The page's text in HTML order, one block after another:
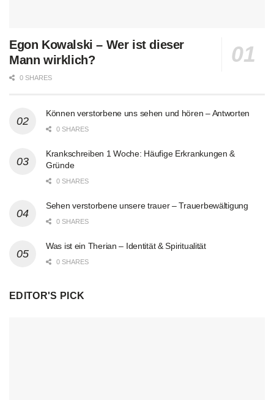
Egon Kowalski – Wer ist dieser
Mann wirklich?
0 SHARES
Können verstorbene uns sehen und hören – Antworten
0 SHARES
Krankschreiben 1 Woche: Häufige Erkrankungen &
Gründe
0 SHARES
Sehen verstorbene unsere trauer – Trauerbewältigung
0 SHARES
Was ist ein Therian – Identität & Spiritualität
0 SHARES
EDITOR'S PICK